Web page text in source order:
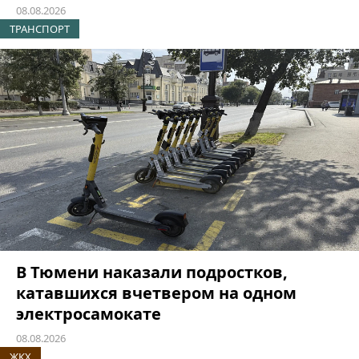
08.08.2026
ТРАНСПОРТ
В Тюмени наказали подростков,
катавшихся вчетвером на одном
электросамокате
08.08.2026